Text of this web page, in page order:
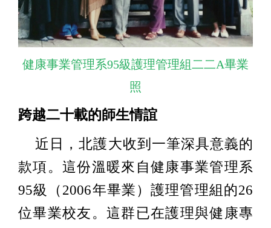
健康事業管理系95級護理管理組二二A畢業
照
跨越二十載的師生情誼
近日，北護大收到一筆深具意義的
款項。這份溫暖來自健康事業管理系
95級（2006年畢業）護理管理組的26
位畢業校友。這群已在護理與健康專